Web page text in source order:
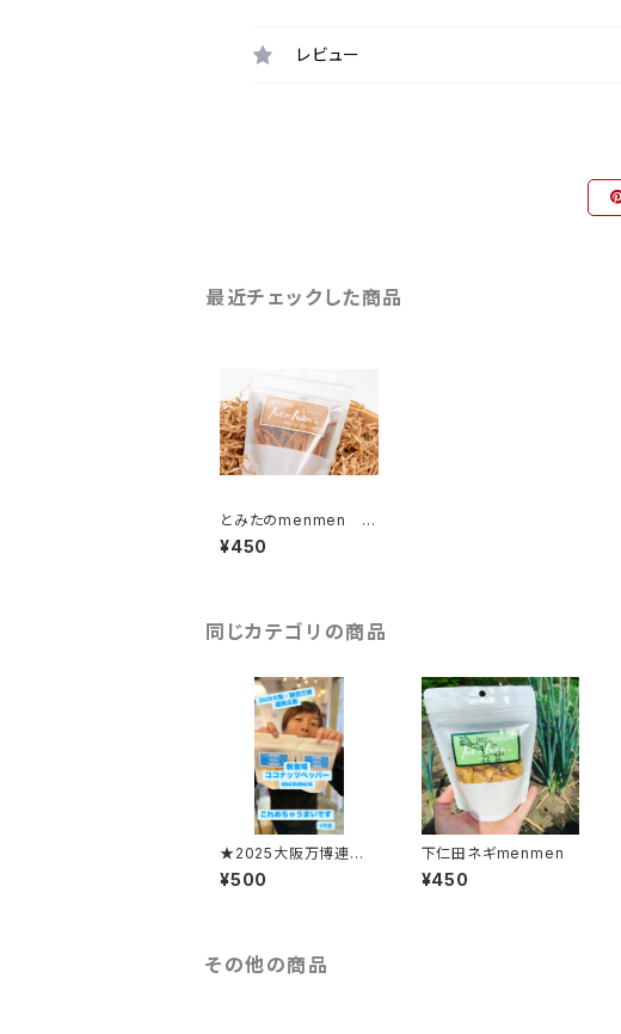
レビュー
最近チェックした商品
とみたのmenmen キ
ャラメル
¥450
同じカテゴリの商品
★2025大阪万博連携
企画★ココナッツペッパ
ーmenmen
¥500
下仁田ネギmenmen
¥450
その他の商品